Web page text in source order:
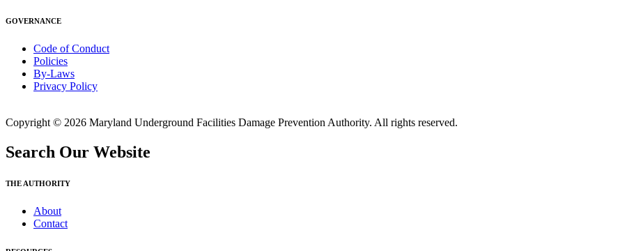
GOVERNANCE
Code of Conduct
Policies
By-Laws
Privacy Policy
Copyright © 2026 Maryland Underground Facilities Damage Prevention Authority. All rights reserved.
Search Our Website
THE AUTHORITY
About
Contact